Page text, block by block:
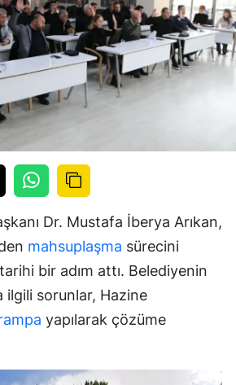
Dr. Mustafa İberya Arıkan,
mahsuplaşma sürecini
bir adım attı. Belediyenin
ilgili sorunlar, Hazine
yapılarak çözüme